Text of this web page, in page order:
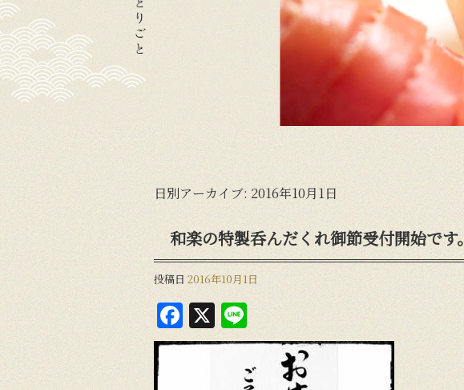
日別アーカイブ: 2016年10月1日
和楽の特製呑んだくれ御節受付開始です。
投稿日 2016年10月1日
F
a
X
n
e